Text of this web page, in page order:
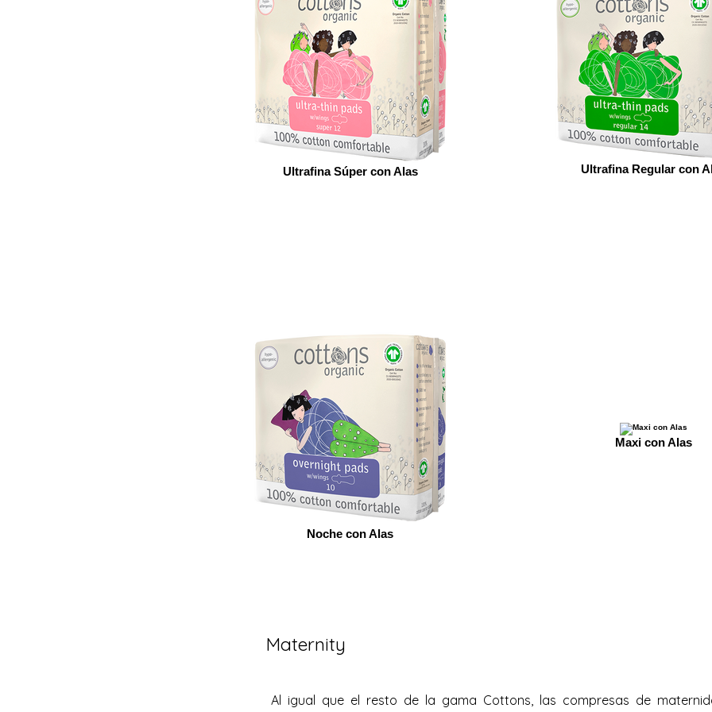
Ultrafina Súper con Alas Ultrafina Regular con
Noche con Alas
Maxi con Alas
Maternity
Al igual que el resto de la gama Cottons, las compresas de